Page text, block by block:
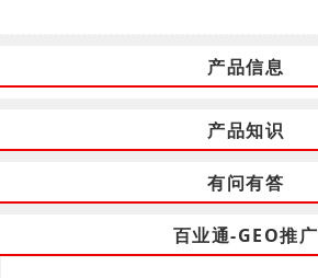
产品信息
产品知识
有问有答
百业通-GEO推广